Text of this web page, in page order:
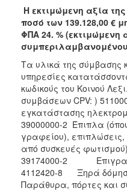
Η εκτιμώμενη αξία
ποσό των 139.128,00 €
ΦΠΑ 24. % (εκτιμώμενη
Τα υλικά της σύμβασης
υπηρεσίες
κωδικούς του Κοινού
συμβάσεων CPV: )
εγκατάστασης
39000000-2 Έπιπλα
γραφείου), επιπλώσεις,
από συσκευές
39174000-2
4112420-8 Ξηρά
Παράθυρα, πόρτες και